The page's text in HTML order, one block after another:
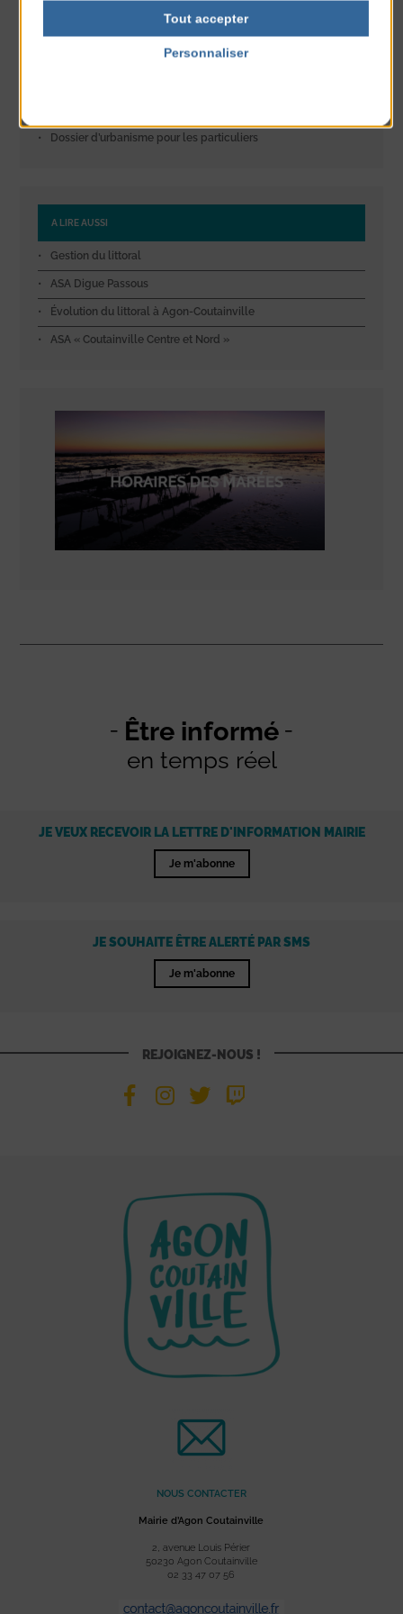
PLU et risques naturels
Dossier d’urbanisme pour les particuliers
A LIRE AUSSI
Gestion du littoral
ASA Digue Passous
Évolution du littoral à Agon-Coutainville
ASA « Coutainville Centre et Nord »
Être informé
en temps réel
JE VEUX RECEVOIR LA LETTRE D'INFORMATION MAIRIE
Je m'abonne
JE SOUHAITE ÊTRE ALERTÉ PAR SMS
Je m'abonne
REJOIGNEZ-NOUS !
NOUS CONTACTER
Mairie d’Agon Coutainville
2, avenue Louis Périer
50230 Agon Coutainville
02 33 47 07 56
Tout accepter
Personnaliser